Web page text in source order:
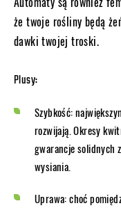
że twoje rośliny będą
dawki twojej troski.
Plusy:
Szybkość:
rozwijają. Okresy
gwarancje solidnych
wysiania.
Uprawa: choć